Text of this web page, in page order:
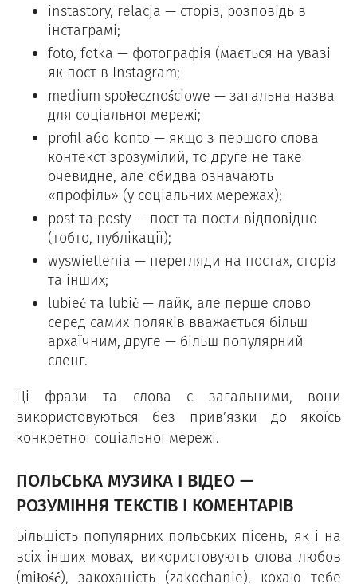
instastory, relacja — сторіз, розповідь в
інстаграмі;
foto, fotka — фотографія (мається на увазі
як пост в Instagram;
medium społecznościowe — загальна назва
для соціальної мережі;
profil або konto — якщо з першого слова
контекст зрозумілий, то друге не таке
очевидне, але обидва означають
«профіль» (у соціальних мережах);
post та posty — пост та пости відповідно
(тобто, публікації);
wyswietlenia — перегляди на постах, сторіз
та інших;
lubieć та lubić — лайк, але перше слово
серед самих поляків вважається більш
архаїчним, друге — більш популярний
сленг.
Ці фрази та слова є загальними, вони
використовуються без прив’язки до якоїсь
конкретної соціальної мережі.
ПОЛЬСЬКА МУЗИКА І ВІДЕО —
РОЗУМІННЯ ТЕКСТІВ І КОМЕНТАРІВ
Більшість популярних польських пісень, як і на
всіх інших мовах, використовують слова любов
(miłość), закоханість (zakochanie), кохаю тебе